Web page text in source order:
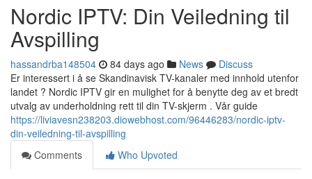
Nordic IPTV: Din Veiledning til
Avspilling
hassandrba148504 84 days ago News
Discuss
Er interessert i å se Skandinavisk TV-kanaler med innhold utenfor
landet ? Nordic IPTV gir en mulighet for å benytte deg av et bredt
utvalg av underholdning rett til din TV-skjerm . Vår guide
https://liviavesn238203.diowebhost.com/96446283/nordic-iptv-
din-veiledning-til-avspilling
Comments
Who Upvoted